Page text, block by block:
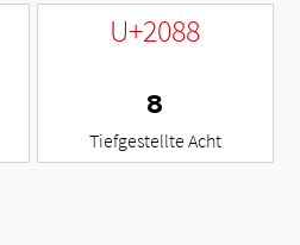
U+2088
₈
Tiefgestellte Acht